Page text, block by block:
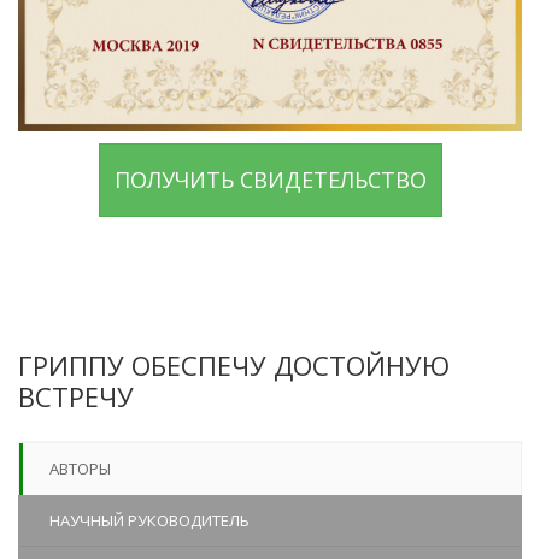
ПОЛУЧИТЬ СВИДЕТЕЛЬСТВО
ГРИППУ ОБЕСПЕЧУ ДОСТОЙНУЮ
ВСТРЕЧУ
АВТОРЫ
НАУЧНЫЙ РУКОВОДИТЕЛЬ